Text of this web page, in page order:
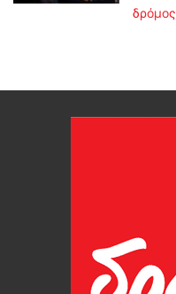
δρόμος